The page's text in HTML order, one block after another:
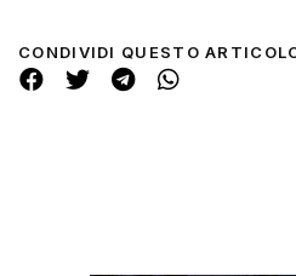
CONDIVIDI QUESTO